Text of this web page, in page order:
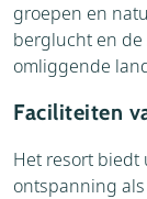
groepen en
berglucht en
omliggende
Faciliteiten
Het resort biedt
ontspanning